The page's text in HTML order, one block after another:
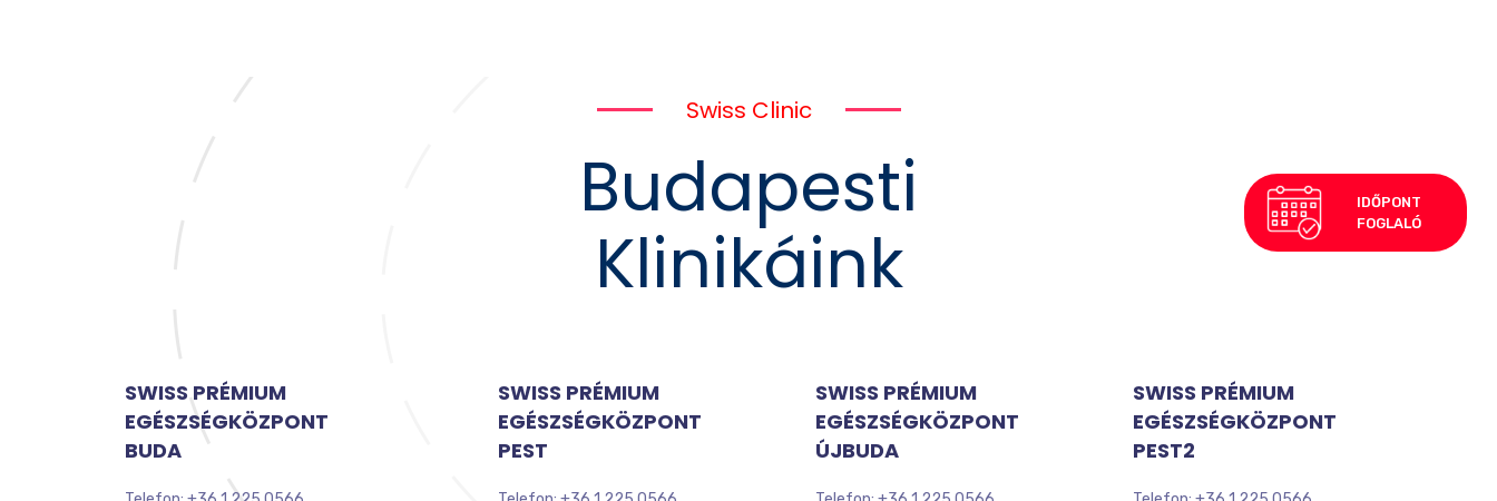
Swiss Clinic
Budapesti
Klinikáink
SWISS PRÉMIUM
EGÉSZSÉGKÖZPONT
BUDA
SWISS PRÉMIUM
EGÉSZSÉGKÖZPONT
PEST
SWISS PRÉMIUM
EGÉSZSÉGKÖZPONT
ÚJBUDA
SWISS PRÉMIUM
EGÉSZSÉGKÖZPONT
PEST2